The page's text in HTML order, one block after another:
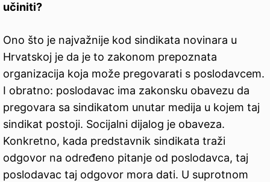
učiniti?
Ono što je najvažnije kod sindikata novinara u
Hrvatskoj je da je to zakonom prepoznata
organizacija koja može pregovarati s poslodavcem.
I obratno: poslodavac ima zakonsku obavezu da
pregovara sa sindikatom unutar medija u kojem taj
sindikat postoji. Socijalni dijalog je obaveza.
Konkretno, kada predstavnik sindikata traži
odgovor na određeno pitanje od poslodavca, taj
poslodavac taj odgovor mora dati. U suprotnom